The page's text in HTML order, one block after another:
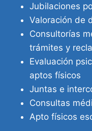
Jubilaciones
Valoración de
Consultorías
trámites y
Evaluación
aptos físicos
Juntas e
Consultas
Apto físicos